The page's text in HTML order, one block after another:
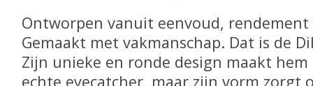
Ontworpen vanuit eenvoud, rendement
Gemaakt met vakmanschap. Dat is de
Zijn unieke en ronde design maakt
echte eyecatcher, maar zijn vorm zorgt